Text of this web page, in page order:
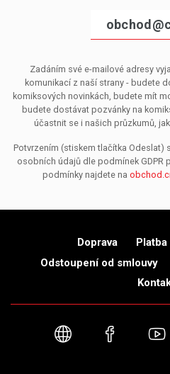
Zadáním své e-mailové adresy
komunikací z naší strany - budete
komiksových novinkách, budete mít
budete dostávat pozvánky na
účastnit se i našich průzkumů,
Potvrzením (stiskem tlačítka Odeslat)
osobních údajů dle podmínek GDPR
podmínky najdete na
Doprava Platba
Odstoupení od smlouvy
Webové